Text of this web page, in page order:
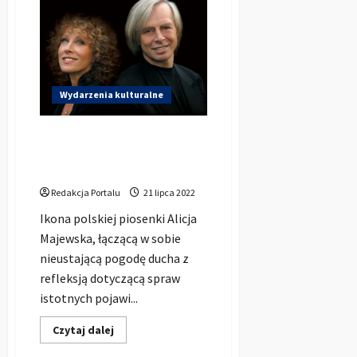
KWIATKOWSKI
kabaretu
PARANIENORMALNI
wystąpi
w
Kluczboku!
Wydarzenia kulturalne
Redakcja Portalu 21 lipca 2022
Ikona polskiej piosenki Alicja
Majewska, łączącą w sobie
nieustającą pogodę ducha z
refleksją dotyczącą spraw
istotnych pojawi...
Czytaj dalej
się